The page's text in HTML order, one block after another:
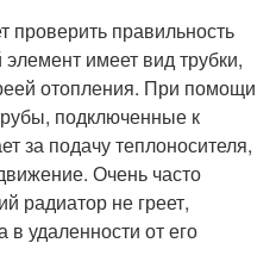
проверить правильность
имеет вид трубки,
отопления. При помощи
подключенные к
за подачу теплоносителя,
Очень часто
радиатор не греет,
в удаленности от его